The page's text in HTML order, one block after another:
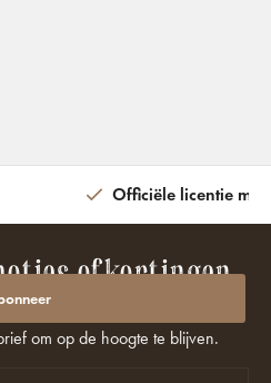
Officiële licentie met
of kortingen
om op de hoogte te blijven.